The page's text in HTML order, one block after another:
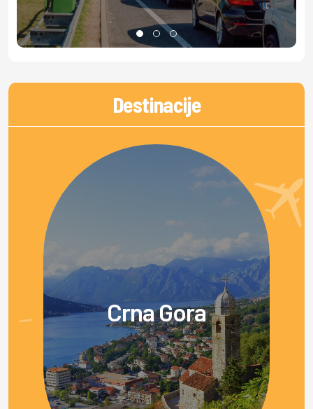
Destinacije
Crna Gora